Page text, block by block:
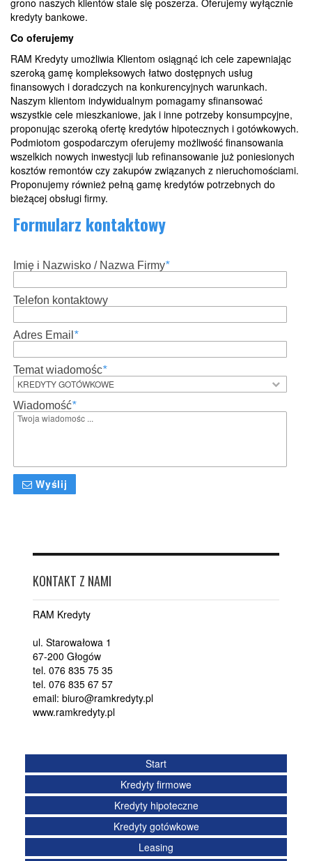
kredyty bankowe.
Co oferujemy
RAM Kredyty umożliwia Klientom osiągnąć ich cele zapewniając
szeroką gamę kompleksowych łatwo dostępnych usług
finansowych i doradczych na konkurencyjnych warunkach.
Naszym klientom indywidualnym pomagamy sfinansować
wszystkie cele mieszkaniowe, jak i inne potrzeby konsumpcyjne,
proponując szeroką ofertę kredytów hipotecznych i gotówkowych.
Podmiotom gospodarczym oferujemy możliwość finansowania
wszelkich nowych inwestycji lub refinansowanie już poniesionych
kosztów remontów czy zakupów związanych z nieruchomościami.
Proponujemy również pełną gamę kredytów potrzebnych do
bieżącej obsługi firmy.
Formularz kontaktowy
Imię i Nazwisko / Nazwa Firmy*
Telefon kontaktowy
Adres Email *
Temat wiadomośc*
Wiadomość*
Wyślij
KONTAKT Z NAMI
RAM Kredyty
ul. Starowałowa 1
67-200 Głogów
tel. 076 835 75 35
tel. 076 835 67 57
email: biuro@ramkredyty.pl
www.ramkredyty.pl
Start
Kredyty firmowe
Kredyty hipoteczne
Kredyty gotówkowe
Leasing